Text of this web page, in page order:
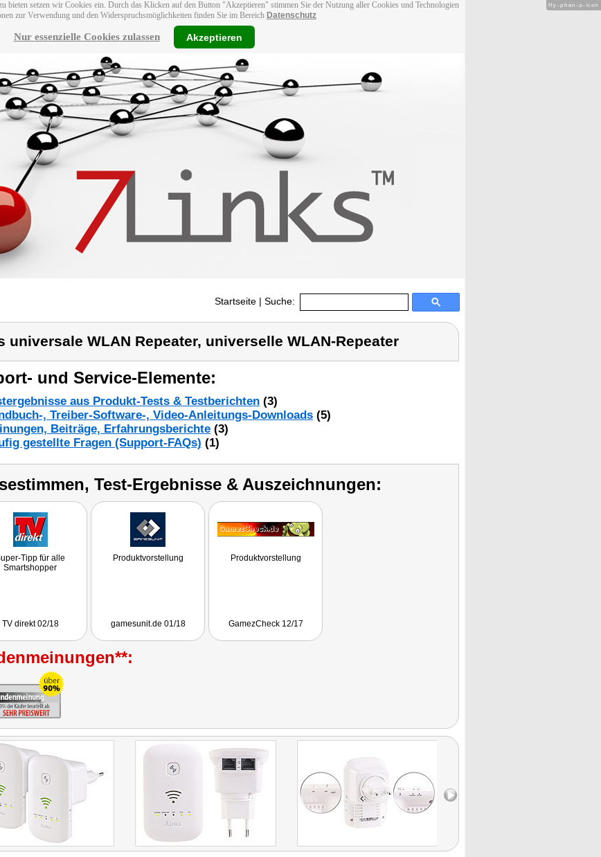
bieten setzen wir Cookies ein. Durch das Klicken auf den Button "Akzeptieren" stimmen Sie der Nutzung aller Cookies und Technologien
zur Verwendung und den Widerspruchsmöglichkeiten finden Sie im Bereich Datenschutz
Nur essenzielle Cookies zulassen Akzeptieren
Startseite | Suche:
universale WLAN Repeater, universelle WLAN-Repeater
und Service-Elemente:
aus Produkt-Tests & Testberichten (3)
, Treiber-Software-, Video-Anleitungs-Downloads (5)
Beiträge, Erfahrungsberichte (3)
gestellte Fragen (Support-FAQs) (1)
Test-Ergebnisse & Auszeichnungen:
Tipp für alle
Smartshopper
TV direkt 02/18
Produktvorstellung
gamesunit.de 01/18
Produktvorstellung
GamezCheck 12/17
Hy-phen-a-tion